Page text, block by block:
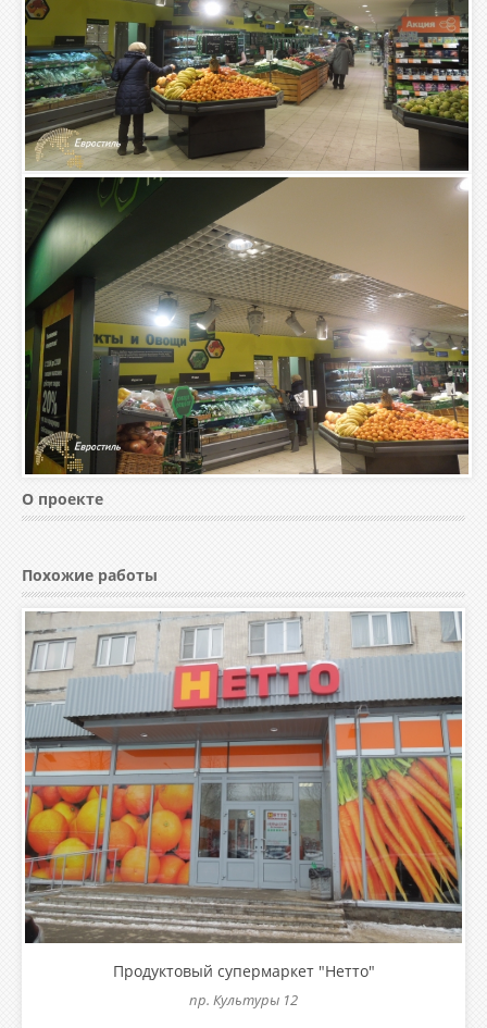
О проекте
Похожие работы
Продуктовый супермаркет "Нетто"
пр. Культуры 12